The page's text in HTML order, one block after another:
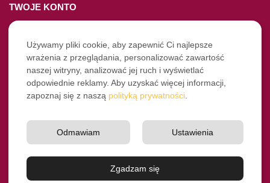
TWOJE KONTO
Moje konto
Nie pamiętasz hasła?
Twoje zamówienia
NASZE SOCIALE
Instagram
YouTube
© Pro-Fryz.pl 2021-2026
Używamy pliki cookie, aby zapewnić Ci najlepsze
wrażenia z przeglądania, personalizować zawartość
naszej witryny, analizować jej ruch i wyświetlać
odpowiednie reklamy. Aby uzyskać więcej informacji,
zapoznaj się z naszą polityką prywatności
Zgadzam się
Ustawienia
Odmawiam